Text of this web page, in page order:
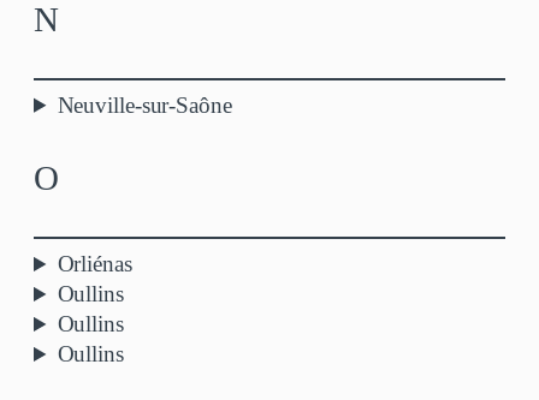
N
Neuville-sur-Saône
O
Orliénas
Oullins
Oullins
Oullins